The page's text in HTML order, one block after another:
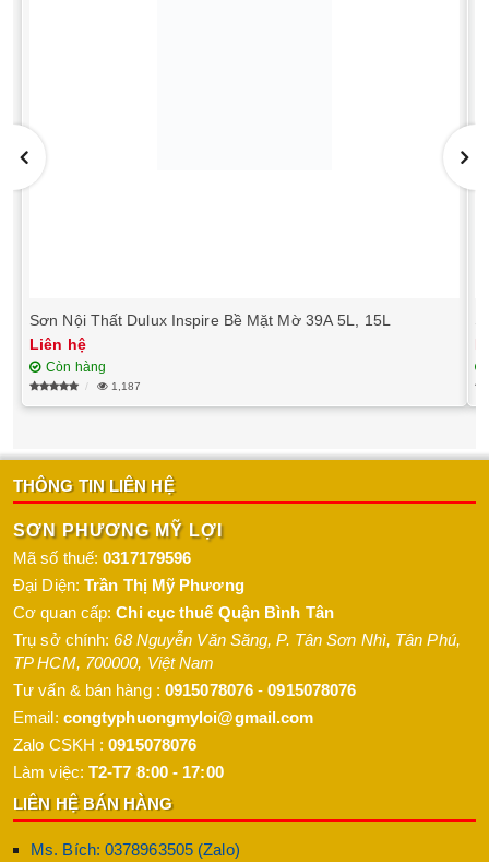
Sơn Nội Thất Dulux Inspire Bề Mặt Mờ 39A 5L, 15L
Liên hệ
Còn hàng
1,187
THÔNG TIN LIÊN HỆ
SƠN PHƯƠNG MỸ LỢI
Mã số thuế:0317179596
Đại Diện: Trần Thị Mỹ Phương
Cơ quan cấp:Chi cục thuế Quận Bình Tân
Trụ sở chính:68 Nguyễn Văn Săng, P. Tân Sơn Nhì, Tân Phú,
TP HCM, 700000, Việt Nam
Tư vấn & bán hàng : 0915078076 -0915078076
Email: congtyphuongmyloi@gmail.com
Zalo CSKH :0915078076
Làm việc: T2-T7 8:00 - 17:00
LIÊN HỆ BÁN HÀNG
Ms. Bích: 0378963505 (Zalo)